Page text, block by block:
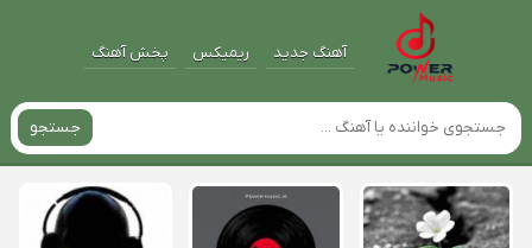
آهنگ جدید ریمیکس پخش آهنگ
جستجو